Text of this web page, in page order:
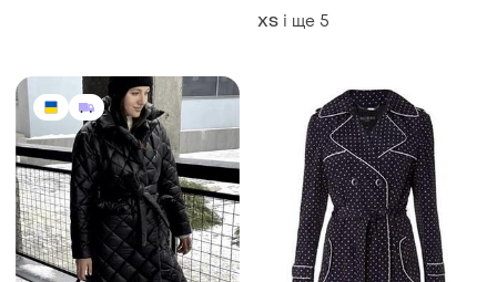
ХS і ще 5